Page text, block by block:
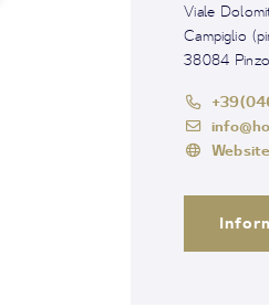
Viale
Campiglio
38084
Website